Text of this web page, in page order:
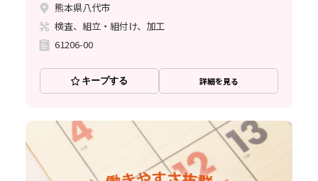
熊本県八代市
検査、組立・組付け、加工
61206-00
キープする 詳細を見る